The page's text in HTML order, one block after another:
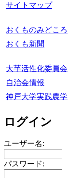
サイトマップ
おくものみどころ
おくも新聞
大芋活性化委員会
自治会情報
神戸大学実践農学
ログイン
ユーザー名:
パスワード: